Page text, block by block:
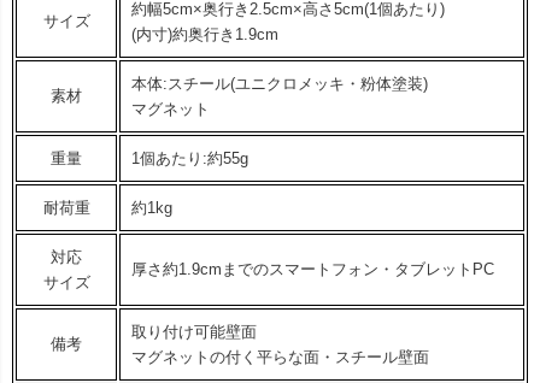
サイズ
約幅5cm×奥行き2.5cm×高さ5cm(1個あたり)
(内寸)約奥行き1.9cm
素材
本体:スチール(ユニクロメッキ・粉体塗装)
マグネット
重量 1個あたり:約55g
耐荷重 約1kg
対応
サイズ
厚さ約1.9cmまでのスマートフォン・タブレットPC
備考
取り付け可能壁面
マグネットの付く平らな面・スチール壁面